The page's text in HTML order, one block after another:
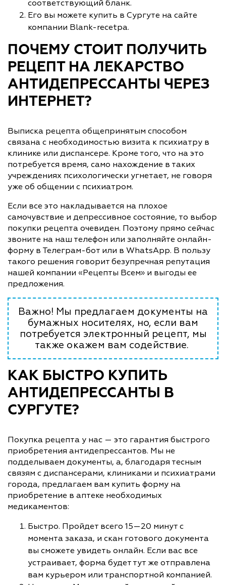
соответствующий бланк.
Его вы можете купить в Сургуте на сайте
компании Blank-recetpa.
ПОЧЕМУ СТОИТ ПОЛУЧИТЬ
РЕЦЕПТ НА ЛЕКАРСТВО
АНТИДЕПРЕССАНТЫ ЧЕРЕЗ
ИНТЕРНЕТ?
Выписка рецепта общепринятым способом
связана с необходимостью визита к психиатру в
клинике или диспансере. Кроме того, что на это
потребуется время, само нахождение в таких
учреждениях психологически угнетает, не говоря
уже об общении с психиатром.
Если все это накладывается на плохое
самочувствие и депрессивное состояние, то выбор
покупки рецепта очевиден. Поэтому прямо сейчас
звоните на наш телефон или заполняйте онлайн-
форму в Телеграм-бот или в WhatsApp. В пользу
такого решения говорит безупречная репутация
нашей компании «Рецепты Всем» и выгоды ее
предложения.
Важно! Мы предлагаем документы на
бумажных носителях, но, если вам
потребуется электронный рецепт, мы
также окажем вам содействие.
КАК БЫСТРО КУПИТЬ
АНТИДЕПРЕССАНТЫ В
СУРГУТЕ?
Покупка рецепта у нас — это гарантия быстрого
приобретения антидепрессантов. Мы не
подделываем документы, а, благодаря тесным
связям с диспансерами, клиниками и психиатрами
города, предлагаем вам купить форму на
приобретение в аптеке необходимых
медикаментов:
Быстро. Пройдет всего 15—20 минут с
момента заказа, и скан готового документа
вы сможете увидеть онлайн. Если вас все
устраивает, форма будет тут же отправлена
вам курьером или транспортной компанией.